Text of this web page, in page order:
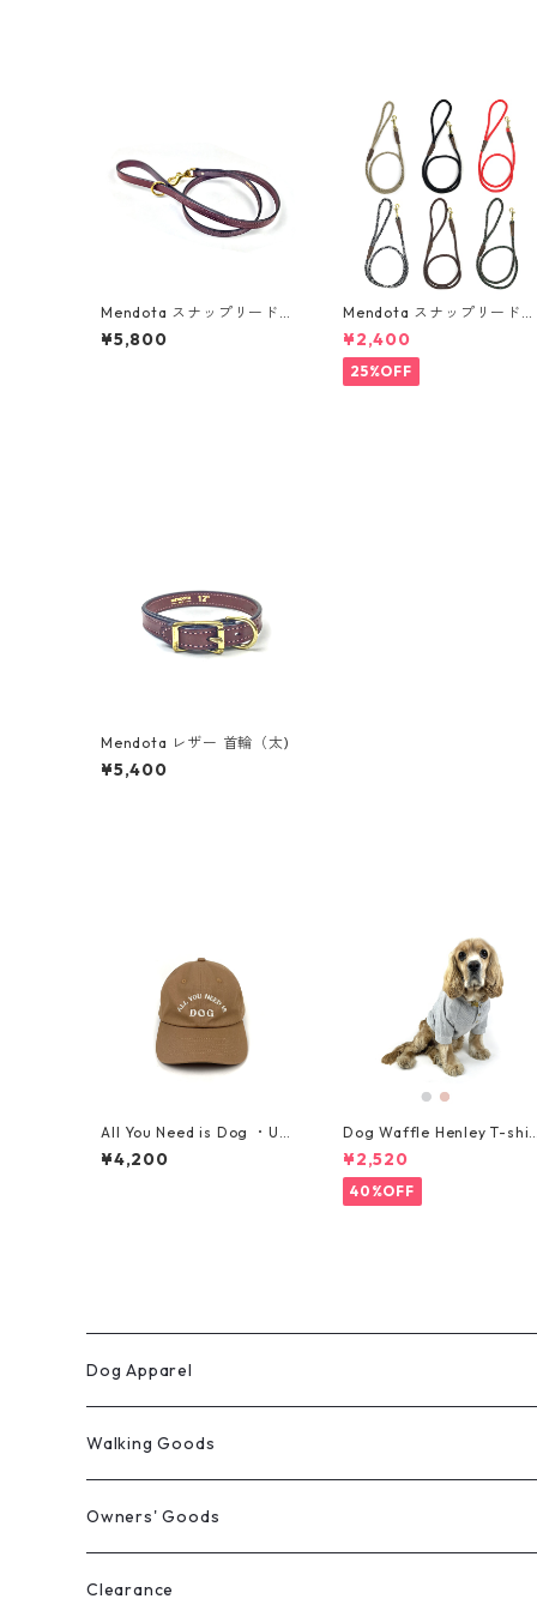
Mendota スナップリード・
レザー
¥5,800
Mendota スナップリード・
ロープ（細)
¥2,400
25%OFF
Mendota レザー 首輪（太)
¥5,400
All You Need is Dog ・Uni
sex Cap・ナツメグブラウン
¥4,200
Dog Waffle Henley T-shir
t ・ワッフルヘンリー Tシャ
ツ ・中型犬用・サイズ L,
¥2,520
40%OFF
Dog Apparel
ウィンターコート
レインウェア
パーカー
Walking Goods
リード・首輪・ハーネス
Milltown
マナー袋用ケース
Owners' Goods
トートバッグ
Clearance